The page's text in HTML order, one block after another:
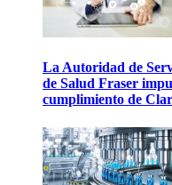
La Autoridad de
de Salud Fraser
cumplimiento de